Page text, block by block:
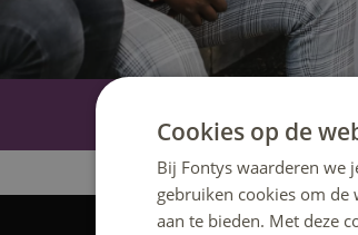
Cookies op de
Bij Fontys waarderen we
gebruiken cookies om de
aan te bieden. Met deze